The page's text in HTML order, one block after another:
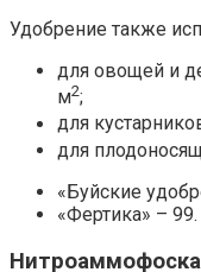
Удобрение также
для овощей и
м2;
для
для
«Буйские
«Фертика» – 99.
Нитроаммофоска